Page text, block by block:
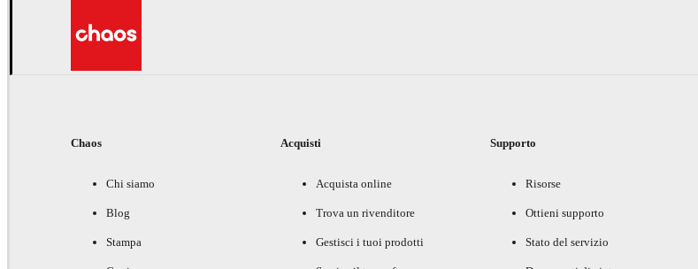
Chaos
Chi siamo
Blog
Stampa
Acquisti
Acquista online
Trova un rivenditore
Gestisci i tuoi prodotti
Supporto
Risorse
Ottieni supporto
Stato del servizio